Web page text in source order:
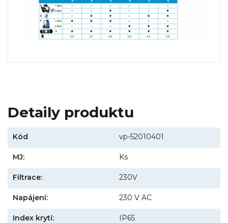
Detaily produktu
Kód vp-52010401
MJ: Ks
Filtrace: 230V
Napájení: 230 V AC
Index krytí: IP65